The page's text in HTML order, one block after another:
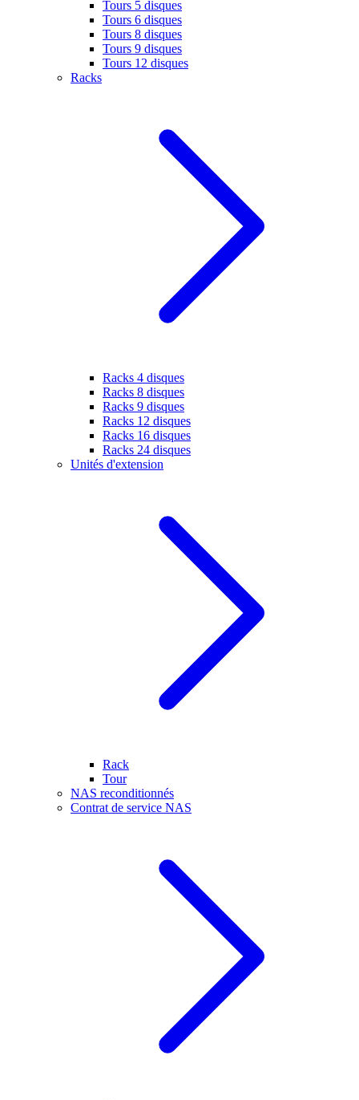
Tours 5 disques
Tours 6 disques
Tours 8 disques
Tours 9 disques
Tours 12 disques
Racks
Racks 4 disques
Racks 8 disques
Racks 9 disques
Racks 12 disques
Racks 16 disques
Racks 24 disques
Unités d'extension
Rack
Tour
NAS reconditionnés
Contrat de service NAS